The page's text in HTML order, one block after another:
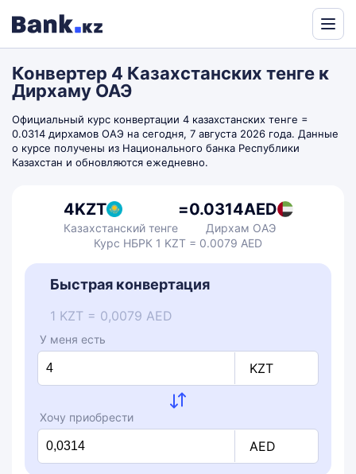
Конвертер 4 Казахстанских тенге к
Дирхаму ОАЭ
Официальный курс конвертации 4 казахстанских тенге =
0.0314 дирхамов ОАЭ на сегодня, 7 августа 2026 года. Данные
о курсе получены из Национального банка Республики
Казахстан и обновляются ежедневно.
4KZT
Казахстанский тенге
=0.0314AED
Дирхам ОАЭ
Курс НБРК 1 KZT = 0.0079 AED
Быстрая конвертация
1 KZT = 0,0079 AED
У меня есть
KZT
Хочу приобрести
AED